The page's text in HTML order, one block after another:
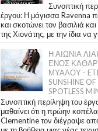
Συνοπτική
έργου: Η μάγισσα Ravenna
και σκοτώνει τον βασιλιά
της Χιονάτης, με την ίδια να
Η ΑΙΩΝΙΑ
ΕΝΟΣ
ΜΥΑΛΟΥ -
SUNSHINE
SPOTLESS
Συνοπτική περίληψη του
μαθαίνει ότι η πρώην
Clementine τον διέγραψε